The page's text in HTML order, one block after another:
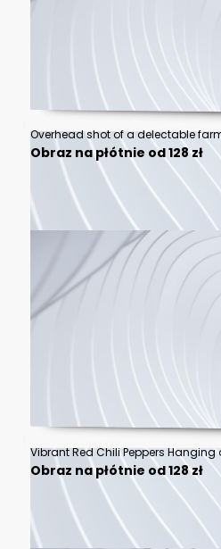
Obraz na płótnie od 128 zł
Obraz na płótnie od 128 zł